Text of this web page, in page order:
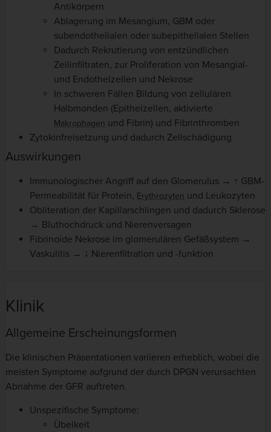
Antikörpern
Ablagerung im Mesangium, GBM oder
subendothelialen oder subepithelialen Stellen
Dadurch Rekrutierung von entzündlichen
Zellinfiltraten, zur Proliferation von Mesangial-
und Endothelzellen und Nekrose
In schweren Fällen Bildung von zellulären
Halbmonden (Epithelzellen, aktivierte
Makrophagen und Fibrin) und Fibrinthromben
Zytokinfreisetzung und dadurch Zellschädigung
Auswirkungen
Immunologischer Angriff auf den Glomerulus → ↑ GBM-
Permeabilität für Protein, Erythrozyten und Leukozyten
Obliteration der Kapillarschlingen und dadurch Sklerose
→ Bluthochdruck und Nierenversagen
Fibrinoide Nekrose im glomerulären Gefäßsystem →
Vaskulitis → ↓ Nierenfiltration und -funktion
Klinik
Allgemeine Erscheinungsformen
Die klinischen Präsentationen variieren erheblich, wobei die
meisten Symptome aufgrund der durch DPGN verursachten
Abnahme der GFR auftreten.
Unspezifische Symptome:
Übelkeit